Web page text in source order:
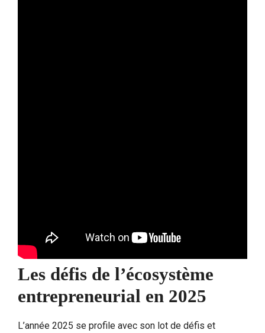
Les défis de l’écosystème
entrepreneurial en 2025
L’année 2025 se profile avec son lot de défis et